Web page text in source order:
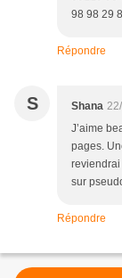
98 98 29
Répondre
S Shana
J’aime
pages.
reviendrai
sur
Répondre